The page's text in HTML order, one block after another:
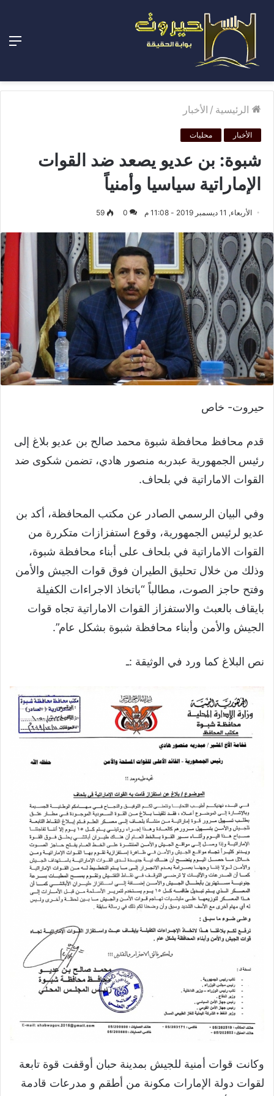
الرئيسية / الأخبار
الأخبار محليات
شبوة: بن عديو يصعد ضد القوات
الإماراتية سياسيا وأمنياً
الأربعاء, 11 ديسمبر 2019 - 11:08 م 0
59
حيروت- خاص
قدم محافظ محافظة شبوة محمد صالح بن عديو بلاغ إلى
رئيس الجمهورية عبدربه منصور هادي، تضمن شكوى ضد
القوات الاماراتية في بلحاف.
وفي البيان الرسمي الصادر عن مكتب المحافظة، أكد بن
عديو لرئيس الجمهورية، وقوع استفزازات متكررة من
القوات الاماراتية في بلحاف على أبناء محافظة شبوة،
وذلك من خلال تحليق الطيران فوق قوات الجيش والأمن
وفتح حاجز الصوت، مطالباً “باتخاذ الاجراءات الكفيلة
بايقاف بالعبث والاستفزاز القوات الاماراتية تجاه قوات
الجيش والأمن وأبناء محافظة شبوة بشكل عام”.
نص البلاغ كما ورد في الوثيقة :ـ
وكانت قوات أمنية للجيش بمدينة حبان أوقفت قوة تابعة
لقوات دولة الإمارات مكونة من أطقم و مدرعات قادمة